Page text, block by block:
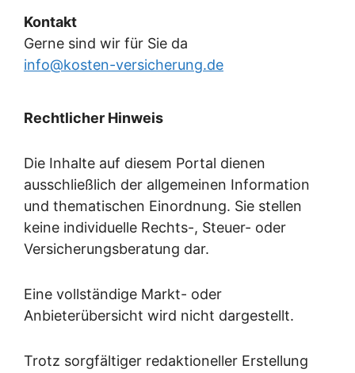
Kontakt
Gerne sind wir für Sie da
info@kosten-versicherung.de
Rechtlicher Hinweis
Die Inhalte auf diesem Portal dienen
ausschließlich der allgemeinen Information
und thematischen Einordnung. Sie stellen
keine individuelle Rechts-, Steuer- oder
Versicherungsberatung dar.
Eine vollständige Markt- oder
Anbieterübersicht wird nicht dargestellt.
Trotz sorgfältiger redaktioneller Erstellung